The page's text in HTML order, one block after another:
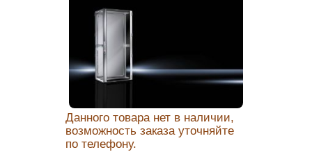
Данного товара нет в наличии,
возможность заказа уточняйте
по телефону.